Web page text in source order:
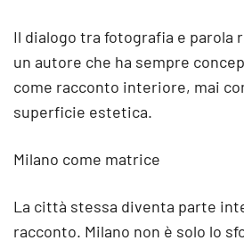
Il dialogo tra fotografia e parola
un autore che ha sempre
come racconto interiore, mai
superficie estetica.
Milano come matrice
La città stessa diventa parte
racconto. Milano non è solo lo